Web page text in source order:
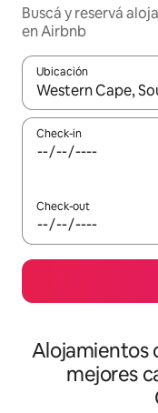
Buscá y reservá
en Airbnb
Ubicación
Cuando los
Check-in
Check-out
Alojamientos
mejores